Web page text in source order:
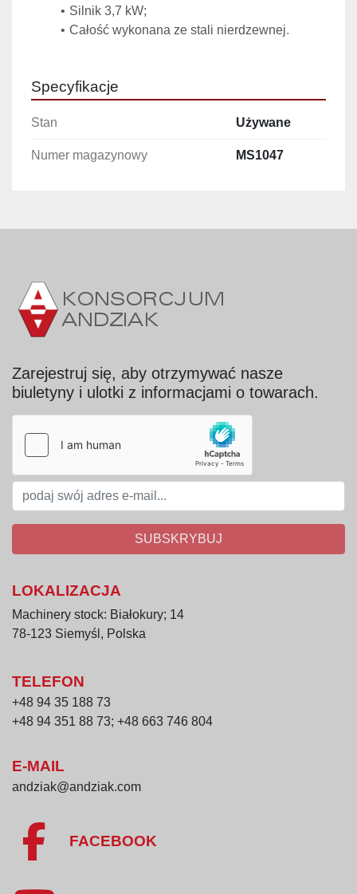
Silnik 3,7 kW;
Całość wykonana ze stali nierdzewnej.
Specyfikacje
Stan Używane
Numer magazynowy MS1047
Zarejestruj się, aby otrzymywać nasze
biuletyny i ulotki z informacjami o towarach.
SUBSKRYBUJ
LOKALIZACJA
Machinery stock: Białokury; 14
78-123 Siemyśl, Polska
TELEFON
+48 94 35 188 73
+48 94 351 88 73; +48 663 746 804
E-MAIL
andziak@andziak.com
FACEBOOK